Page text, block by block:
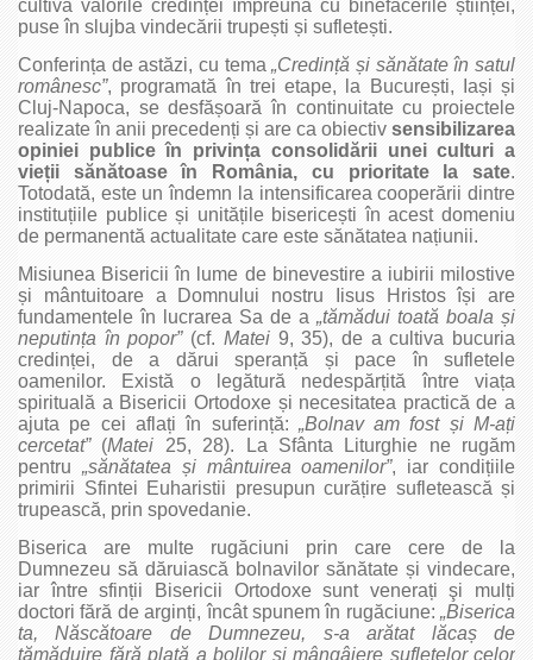
cultiva valorile credinței împreună cu binefacerile științei,
puse în slujba vindecării trupești și sufletești.
Conferința de astăzi, cu tema„Credință și sănătate în satul
românesc”, programată în trei etape, la București, Iași și
Cluj-Napoca, se desfășoară în continuitate cu proiectele
realizate în anii precedenți și are ca obiectiv sensibilizarea
opiniei publice în privința consolidării unei culturi a
vieții sănătoase în România, cu prioritate la sate.
Totodată, este un îndemn la intensificarea cooperării dintre
instituțiile publice și unitățile bisericești în acest domeniu
de permanentă actualitate care este sănătatea națiunii.
Misiunea Bisericii în lume de binevestire a iubirii milostive
și mântuitoare a Domnului nostru Iisus Hristos își are
fundamentele în lucrarea Sa de a „tămădui toată boala și
neputința în popor”(cf. Matei9, 35), de a cultiva bucuria
credinței, de a dărui speranță și pace în sufletele
oamenilor. Există o legătură nedespărțită între viața
spirituală a Bisericii Ortodoxe și necesitatea practică de a
ajuta pe cei aflați în suferință: „Bolnav am fost și M-ați
cercetat”(Matei 25, 28). La Sfânta Liturghie ne rugăm
pentru „sănătatea și mântuirea oamenilor”, iar condițiile
primirii Sfintei Euharistii presupun curățire sufletească și
trupească, prin spovedanie.
Biserica are multe rugăciuni prin care cere de la
Dumnezeu să dăruiască bolnavilor sănătate și vindecare,
iar între sfinții Bisericii Ortodoxe sunt venerați şi mulți
doctori fără de arginți, încât spunem în rugăciune: „Biserica
ta, Născătoare de Dumnezeu, s-a arătat lăcaș de
tămăduire fără plată a bolilor și mângâiere sufletelor celor